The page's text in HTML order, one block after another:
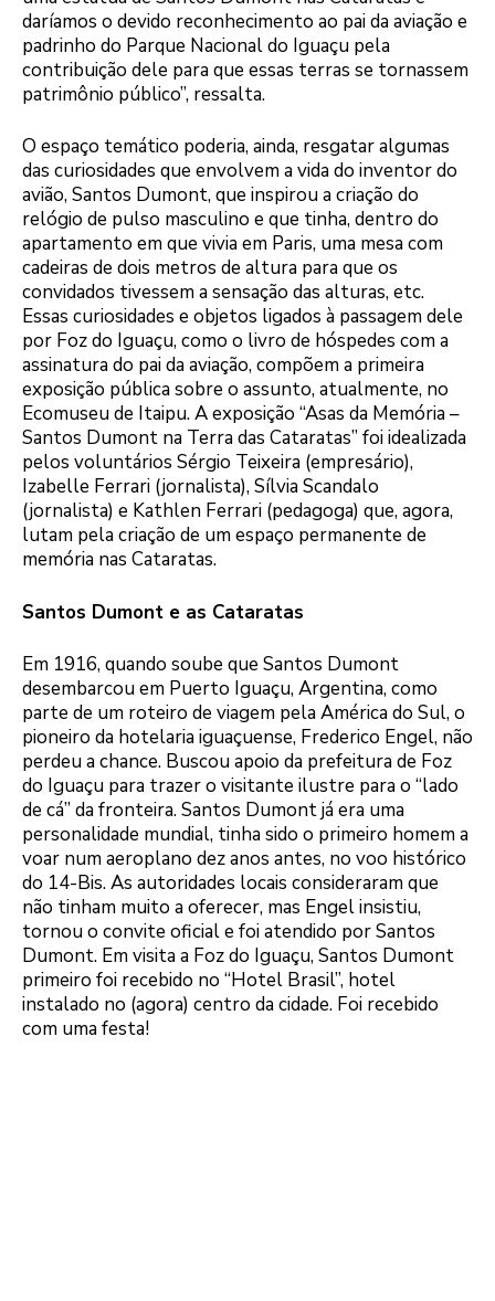
daríamos o devido reconhecimento ao pai da aviação e
padrinho do Parque Nacional do Iguaçu pela
contribuição dele para que essas terras se tornassem
patrimônio público”, ressalta.
O espaço temático poderia, ainda, resgatar algumas
das curiosidades que envolvem a vida do inventor do
avião, Santos Dumont, que inspirou a criação do
relógio de pulso masculino e que tinha, dentro do
apartamento em que vivia em Paris, uma mesa com
cadeiras de dois metros de altura para que os
convidados tivessem a sensação das alturas, etc.
Essas curiosidades e objetos ligados à passagem dele
por Foz do Iguaçu, como o livro de hóspedes com a
assinatura do pai da aviação, compõem a primeira
exposição pública sobre o assunto, atualmente, no
Ecomuseu de Itaipu. A exposição “Asas da Memória –
Santos Dumont na Terra das Cataratas” foi idealizada
pelos voluntários Sérgio Teixeira (empresário),
Izabelle Ferrari (jornalista), Sílvia Scandalo
(jornalista) e Kathlen Ferrari (pedagoga) que, agora,
lutam pela criação de um espaço permanente de
memória nas Cataratas.
Santos Dumont e as Cataratas
Em 1916, quando soube que Santos Dumont
desembarcou em Puerto Iguaçu, Argentina, como
parte de um roteiro de viagem pela América do Sul, o
pioneiro da hotelaria iguaçuense, Frederico Engel, não
perdeu a chance. Buscou apoio da prefeitura de Foz
do Iguaçu para trazer o visitante ilustre para o “lado
de cá” da fronteira. Santos Dumont já era uma
personalidade mundial, tinha sido o primeiro homem a
voar num aeroplano dez anos antes, no voo histórico
do 14-Bis. As autoridades locais consideraram que
não tinham muito a oferecer, mas Engel insistiu,
tornou o convite oficial e foi atendido por Santos
Dumont. Em visita a Foz do Iguaçu, Santos Dumont
primeiro foi recebido no “Hotel Brasil”, hotel
instalado no (agora) centro da cidade. Foi recebido
com uma festa!